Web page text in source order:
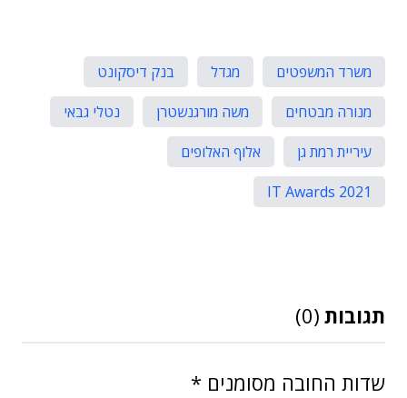
משרד המשפטים מגדל
בנק דיסקונט
מנורה מבטחים
משה מורגנשטרן
נטלי גבאי
עיריית רמת גן
אלוף האלופים
IT Awards 2021
תגובות (0)
שדות החובה מסומנים *